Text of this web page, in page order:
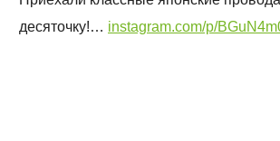
десяточку!… instagram.com/p/